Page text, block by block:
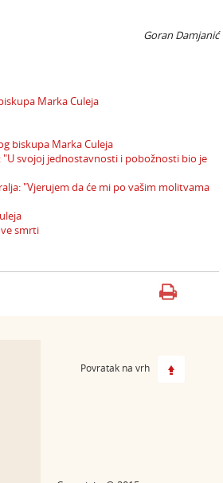
Goran Damjanić
Marka Culeja
biskupa Marka Culeja
"U svojoj jednostavnosti i pobožnosti bio je
"Vjerujem da će mi po vašim molitvama
smrti
Povratak na vrh